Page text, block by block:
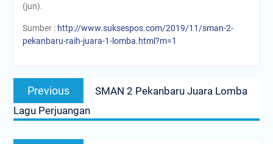
(jun).
Sumber : http://www.suksespos.com/2019/11/sman-2-
pekanbaru-raih-juara-1-lomba.html?m=1
Navigasi
posPrevious
post:
SMAN 2 Pekanbaru Juara Lomba
Lagu Perjuangan